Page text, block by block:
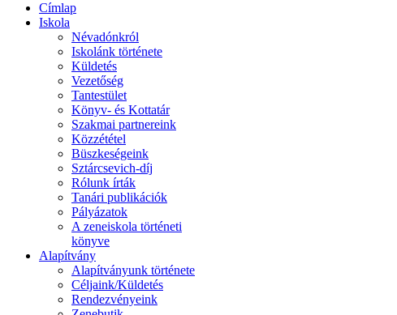
Címlap
Iskola
Névadónkról
Iskolánk története
Küldetés
Vezetőség
Tantestület
Könyv- és Kottatár
Szakmai partnereink
Közzététel
Büszkeségeink
Sztárcsevich-díj
Rólunk írták
Tanári publikációk
Pályázatok
A zeneiskola történeti
könyve
Alapítvány
Alapítványunk története
Céljaink/Küldetés
Rendezvényeink